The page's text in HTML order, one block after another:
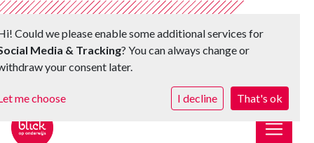
Toggle
Could we please enable some additional services for
Media & Tracking? You can always change or
your consent later.
me choose I decline That's ok